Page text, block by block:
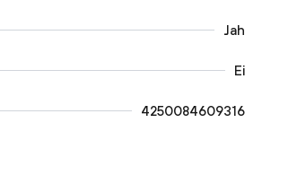
Jah
Ei
4250084609316